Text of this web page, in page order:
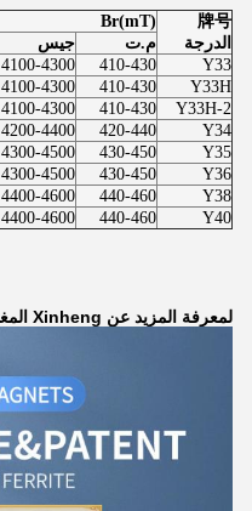
牌号
الدرجة
Br(mT)
م.ت
جيس
Y33
410-430
4100-4300
Y33H
410-430
4100-4300
Y33H-2
410-430
4100-4300
Y34
420-440
4200-4400
Y35
430-450
4300-4500
Y36
430-450
4300-4500
Y38
440-460
4400-4600
Y40
440-460
4400-4600
لمعرفة المزيد عن Xinheng المغناطيس